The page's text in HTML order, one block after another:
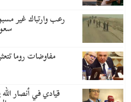
رعب وارتباك غير
مفاوضات روما
قيادي في أنصار